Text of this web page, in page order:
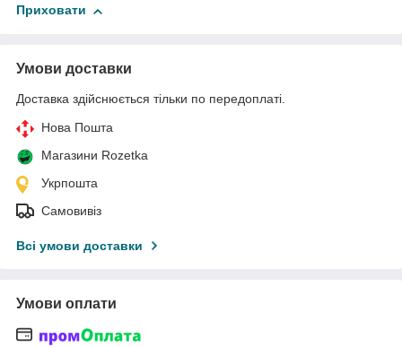
Приховати
Умови доставки
Доставка здійснюється тільки по передоплаті.
Нова Пошта
Магазини Rozetka
Укрпошта
Самовивіз
Всі умови доставки
Умови оплати